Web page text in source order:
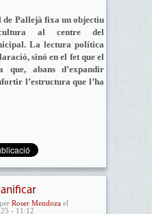
de Pallejà fixa un objectiu
al centre del
La lectura política
sinó en el fet que el
que, abans d’expandir
l’estructura que l’ha
Roser Mendozael
- 11:12